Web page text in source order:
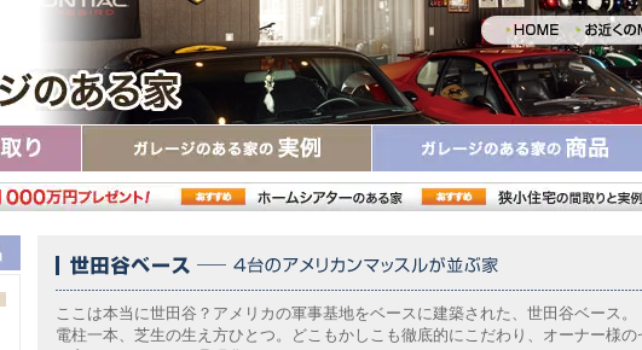
ここは本当に世田谷？アメリカの軍事基地をベースに建築された、世田谷ベース。
電柱一本、芝生の生え方ひとつ。どこもかしこも徹底的にこだわり、オーナー様の